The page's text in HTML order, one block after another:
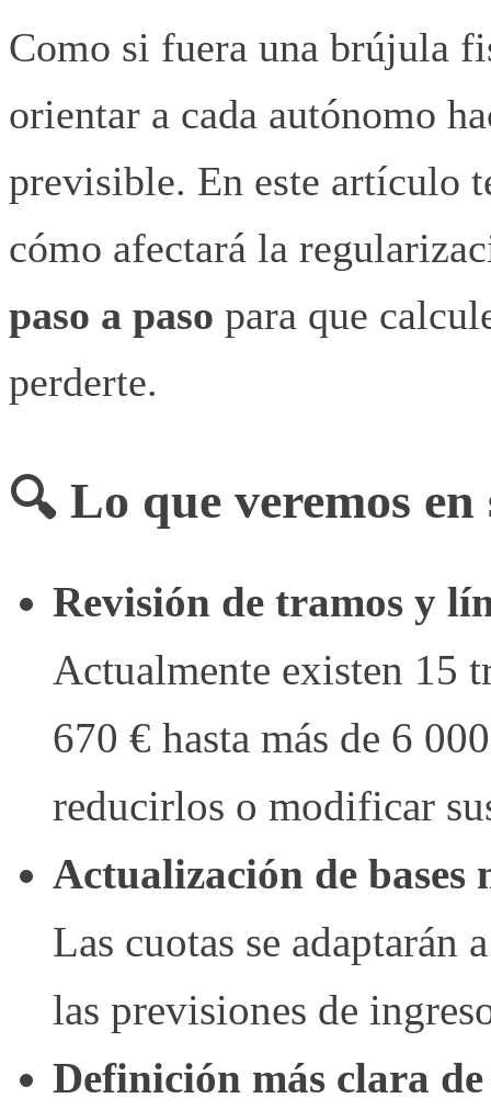
Como si fuera una brújula
orientar a cada autónomo
previsible. En este artículo
cómo afectará la
paso a paso para que
perderte.
🔍 Lo que veremos
Revisión de tramos y
Actualmente existen 15
670 € hasta más de 6
reducirlos o modificar
Actualización de bases
Las cuotas se adaptarán
las previsiones de
Definición más clara